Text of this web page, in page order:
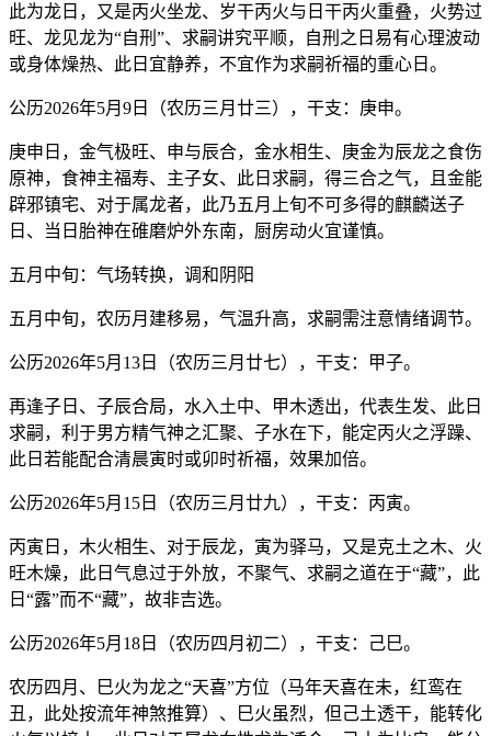
此为龙日，又是丙火坐龙、岁干丙火与日干丙火重叠，火势过
旺、龙见龙为“自刑”、求嗣讲究平顺，自刑之日易有心理波动
或身体燥热、此日宜静养，不宜作为求嗣祈福的重心日。
公历2026年5月9日（农历三月廿三），干支：庚申。
庚申日，金气极旺、申与辰合，金水相生、庚金为辰龙之食伤
原神，食神主福寿、主子女、此日求嗣，得三合之气，且金能
辟邪镇宅、对于属龙者，此乃五月上旬不可多得的麒麟送子
日、当日胎神在碓磨炉外东南，厨房动火宜谨慎。
五月中旬：气场转换，调和阴阳
五月中旬，农历月建移易，气温升高，求嗣需注意情绪调节。
公历2026年5月13日（农历三月廿七），干支：甲子。
再逢子日、子辰合局，水入土中、甲木透出，代表生发、此日
求嗣，利于男方精气神之汇聚、子水在下，能定丙火之浮躁、
此日若能配合清晨寅时或卯时祈福，效果加倍。
公历2026年5月15日（农历三月廿九），干支：丙寅。
丙寅日，木火相生、对于辰龙，寅为驿马，又是克土之木、火
旺木燥，此日气息过于外放，不聚气、求嗣之道在于“藏”，此
日“露”而不“藏”，故非吉选。
公历2026年5月18日（农历四月初二），干支：己巳。
农历四月、巳火为龙之“天喜”方位（马年天喜在未，红鸾在
丑，此处按流年神煞推算）、巳火虽烈，但己土透干，能转化